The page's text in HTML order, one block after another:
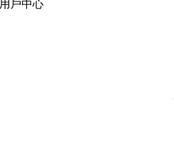
用戶中心